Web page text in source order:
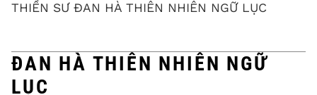
THIỀN SƯ ĐAN HÀ THIÊN NHIÊN NGỮ LỤC
ĐAN HÀ THIÊN NHIÊN NGỮ
LỤC